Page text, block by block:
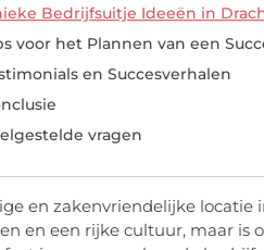
Bedrijfsuitje Ideeën in
voor het Plannen van een
en Succesverhalen
vragen
en zakenvriendelijke
en een rijke cultuur, maar is